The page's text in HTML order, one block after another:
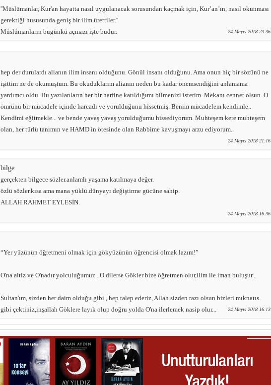
''Müslümanlar, Kur'an hayatta nasıl uygulanacak sorusundan kaçmak için, Kur’an’ın, nasıl okunması
gerektiği hususunda geniş bir ilim ürettiler.''
Müslümanların bugünkü açmazı işte budur.
24 Mayıs 2018 23:36
hep der durulardı alianın ilim insanı olduğunu. Gönül insanı olduğunu. Ama onun hiç bir sözünü ne
işittim ne de okumuştum. Bu okuduklarım alianın neden bu kadar önemsendiğini anlamama
yardımcı oldu. Bu yazılanların her bir harfine katıldığımı bilmenizi isterim. Mekanı cennet olsun. O
ömrünü bir mücadele içinde harcadı ve yorulduğunu hissetmiş. Benim mücadelem kendimle..
Kendimi eğitmekle... ve bende yavaş yavaş yorulduğumu hissediyorum. Muhteşem kere muhteşem
olan, her türlü tanımın ve HAMD in ötesinde olan Rabbime kavuşmayı arzu ediyorum.
24 Mayıs 2018 21:16
bilge
gerçekten bilgece sözler.anlamlı yaşama katılmaya değer.
özlü sözler.kısa ama mana yüklü.dünyayı değiştirme gücüne sahip.
ALLAH RAHMET EYLESİN.
24 Mayıs 2018 16:36
“Yer yüzünün öğretmeni olmak için gökyüzünün öğrencisi olmak lazım!”
O'na aitiz ve O'nadır yolculuğumuz...O dilerse Gökler bize öğretmen olur,ilim ile iman buluşur...
Sultan'ım, sizden her daim olduğu gibi , hep talep ederiz, Allah sizden razı olsun bizleri mıknatıs
gibi çektiniz,inşallah Göklere layık olup doğru yolda O'na ilerlemek nasip olur...
24 Mayıs 2018 16:13